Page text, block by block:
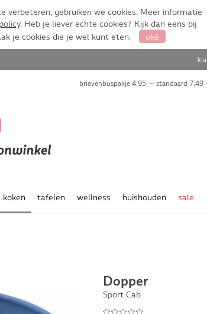
verbeteren, gebruiken we cookies. Meer informatie
. Heb je liever echte cookies? Kijk dan eens bij
je cookies die je wel kunt eten. oké
brievenbuspakje 4,95 — standaard 7,49
koken tafelen wellness huishouden sale
Dopper
Sport Cab